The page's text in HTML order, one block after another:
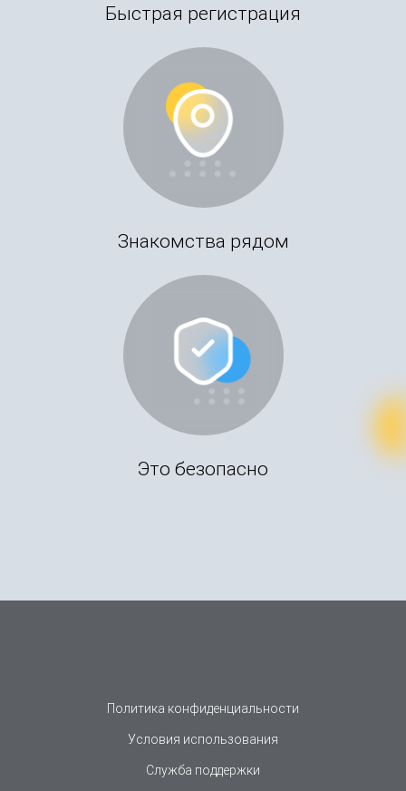
Быстрая регистрация
Знакомства рядом
Это безопасно
Политика конфиденциальности
Условия использования
Служба поддержки